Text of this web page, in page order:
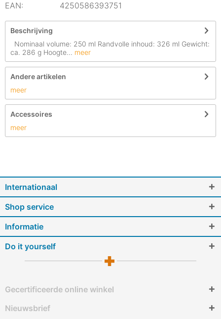
EAN:
4250586393751
Beschrijving
Nominaal volume: 250 ml Randvolle inhoud: 326 ml Gewicht:
ca. 286 g Hoogte... meer
Andere artikelen
meer
Accessoires
meer
Internationaal
Shop service
Informatie
Do it yourself
Gecertificeerde online winkel
Nieuwsbrief